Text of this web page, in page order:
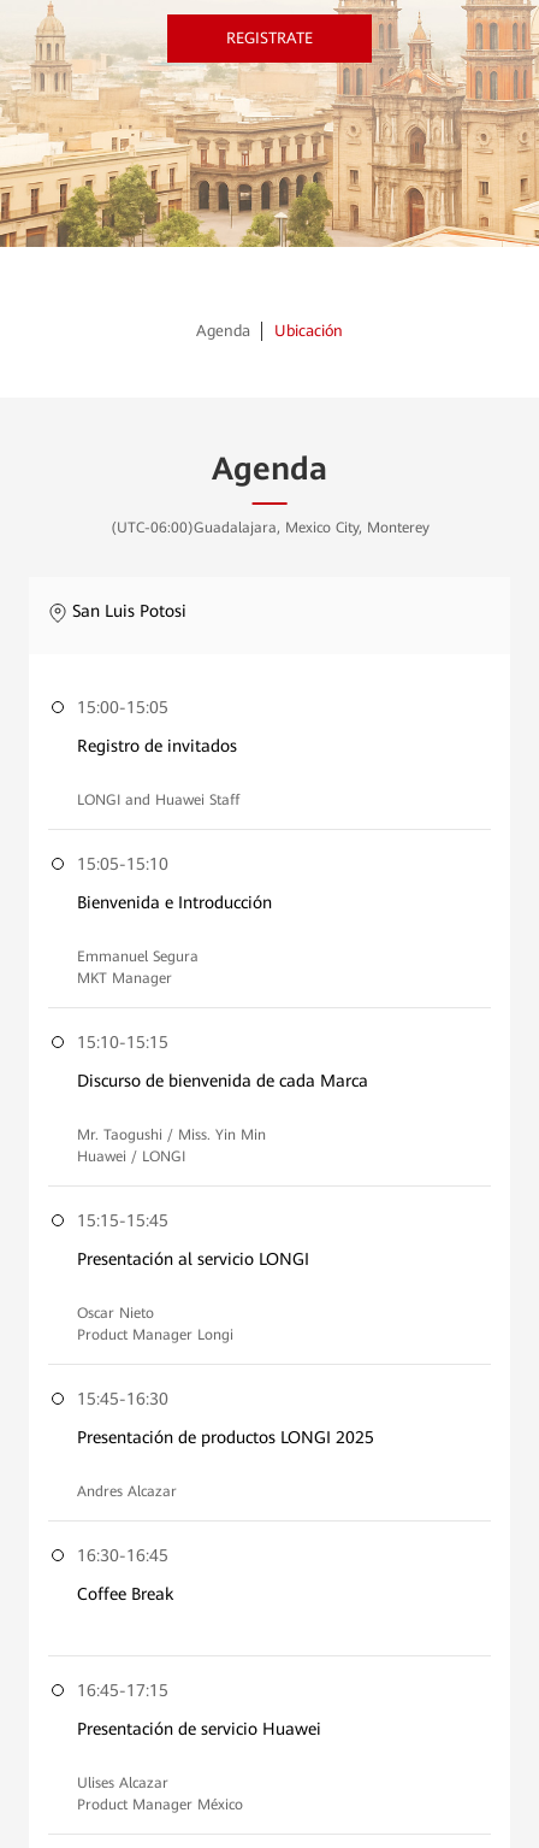
REGISTRATE
Agenda Ubicación
Agenda
(UTC-06:00)Guadalajara, Mexico City, Monterey
San Luis Potosi
15:00-15:05
Registro de invitados
LONGI and Huawei Staff
15:05-15:10
Bienvenida e Introducción
Emmanuel Segura
MKT Manager
15:10-15:15
Discurso de bienvenida de cada Marca
Mr. Taogushi / Miss. Yin Min
Huawei / LONGI
15:15-15:45
Presentación al servicio LONGI
Oscar Nieto
Product Manager Longi
15:45-16:30
Presentación de productos LONGI 2025
Andres Alcazar
16:30-16:45
Coffee Break
16:45-17:15
Presentación de servicio Huawei
Ulises Alcazar
Product Manager México